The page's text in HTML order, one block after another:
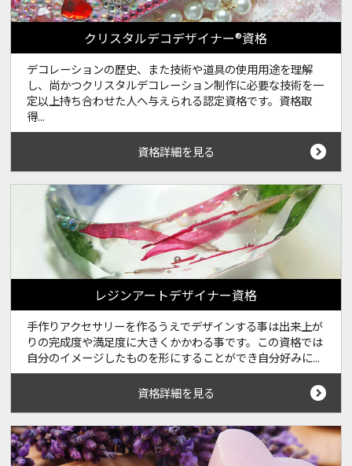
クリスタルデコデザイナー®資格
デコレーションの歴史、また技術や道具の使用用途を理解
し、尚かつクリスタルデコレーション制作に必要な技術を一
定以上持ち合わせた人へ与えられる認定資格です。資格取
得...
資格詳細を見る
レジンアートデザイナー資格
手作りアクセサリーを作るうえでデザインする事は出来上が
りの完成度や満足度に大きくかかわる事です。この資格では
自分のイメージしたものを形にすることができ自分好みに...
資格詳細を見る